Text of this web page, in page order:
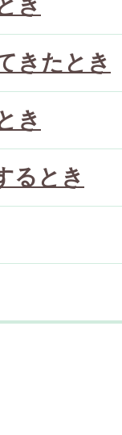
き
きたとき
き
るとき